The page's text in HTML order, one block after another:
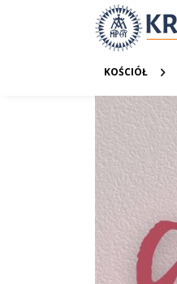
KOŚCIÓŁ